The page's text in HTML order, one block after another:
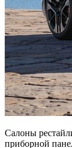
Салоны
приборной